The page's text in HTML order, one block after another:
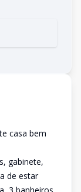
casa bem
gabinete,
de estar